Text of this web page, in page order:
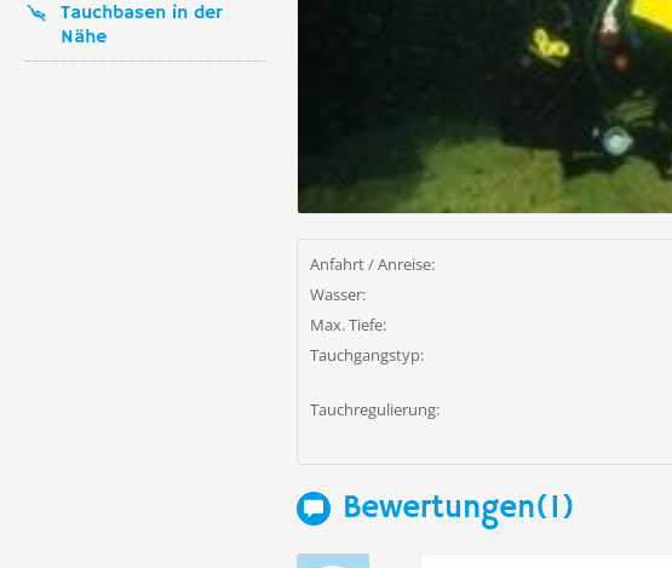
Tauchbasen in der
Nähe
Anfahrt / Anreise:
Wasser:
Max. Tiefe:
Tauchgangstyp:
Tauchregulierung:
Bewertungen(1)